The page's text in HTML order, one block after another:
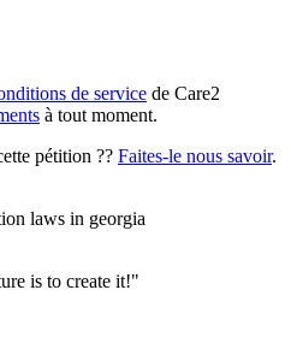
de service de Care2
à tout moment.
pétition ?? Faites-le nous savoir.
laws in georgia
is to create it!"